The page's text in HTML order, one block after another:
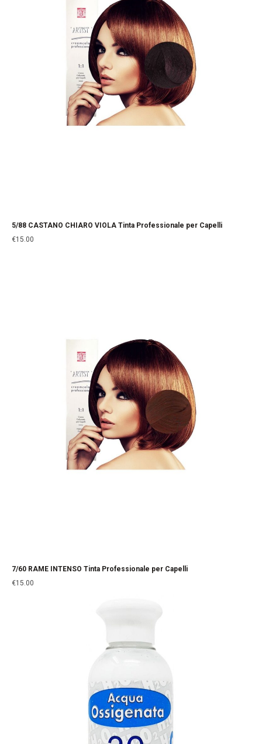
5/88 CASTANO CHIARO VIOLA Tinta Professionale per Capelli
€15.00
7/60 RAME INTENSO Tinta Professionale per Capelli
€15.00